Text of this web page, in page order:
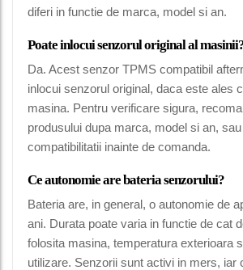
diferi in functie de marca, model si an.
Poate inlocui senzorul original al
Da. Acest senzor TPMS compatibil
inlocui senzorul original, daca este ales
masina. Pentru verificare sigura,
produsului dupa marca, model si an,
compatibilitatii inainte de comanda.
Ce autonomie are bateria senzorului?
Bateria are, in general, o autonomie de
ani. Durata poate varia in functie de cat
folosita masina, temperatura exterioara
utilizare. Senzorii sunt activi in mers, iar